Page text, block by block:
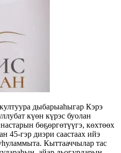
дыбарыаһыгар Кэрэ
күөн күрэс буолан
бөҕөргөтүүгэ, көхтөөх
45-гэр диэри саастаах ийэ
Кыттааччылар тас